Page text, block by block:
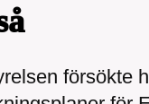
försökte